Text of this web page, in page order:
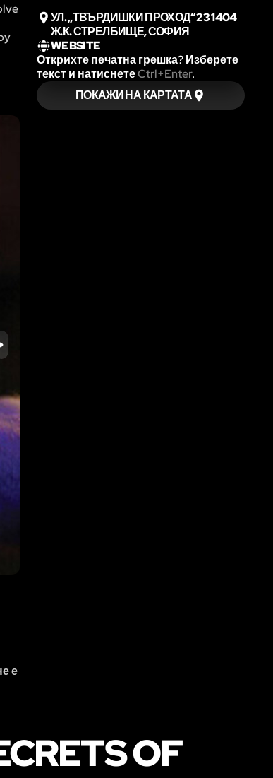
е
УЛ. „ТВЪРДИШКИ ПРОХОД“ 23 1404
Ж.К. СТРЕЛБИЩЕ, СОФИЯ
WEBSITE
Открихте печатна грешка? Изберете
текст и натиснетеCtrl+Enter.
ПОКАЖИ НА КАРТАТА
OF